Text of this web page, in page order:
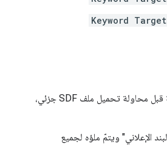
Keyword
يُرجى اتّباع الخطوات التالية قبل محاولة تحميل ملف SDF جزئي،
الإعلاني" ويتمّ ملؤه لجميع